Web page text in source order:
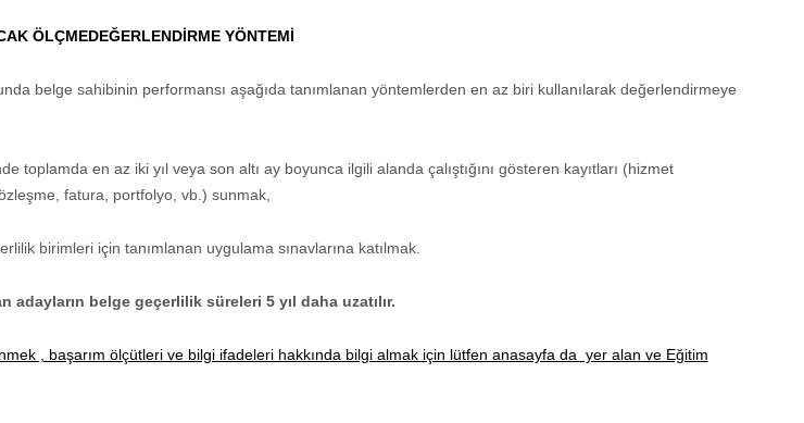
ÖLÇMEDEĞERLENDİRME YÖNTEMİ
belge sahibinin performansı aşağıda tanımlanan yöntemlerden en az biri kullanılarak değerlendirmeye
toplamda en az iki yıl veya son altı ay boyunca ilgili alanda çalıştığını gösteren kayıtları (hizmet
fatura, portfolyo, vb.) sunmak,
birimleri için tanımlanan uygulama sınavlarına katılmak.
belge geçerlilik süreleri 5 yıl daha uzatılır.
, başarım ölçütleri ve bilgi ifadeleri hakkında bilgi almak için lütfen anasayfa da yer alan ve Eğitim